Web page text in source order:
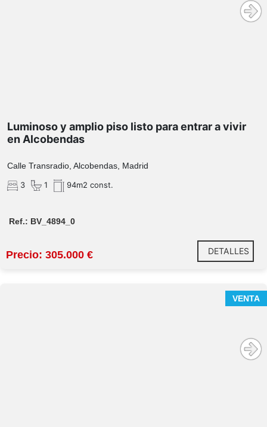
Luminoso y amplio piso listo para entrar a vivir
en Alcobendas
Calle Transradio, Alcobendas, Madrid
3
1 94m2 const.
Ref.: BV_4894_0
Precio: 305.000 € DETALLES
VENTA